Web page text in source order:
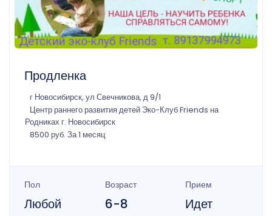
Продленка
г Новосибирск, ул Свечникова, д 9/1
Центр раннего развития детей Эко-Клуб Friends на
Родниках г. Новосибирск
8500 руб. За 1 месяц
Пол
Любой
Возраст
6-8
Прием
Идет